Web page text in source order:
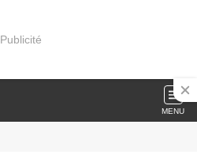
Publicité
MENU